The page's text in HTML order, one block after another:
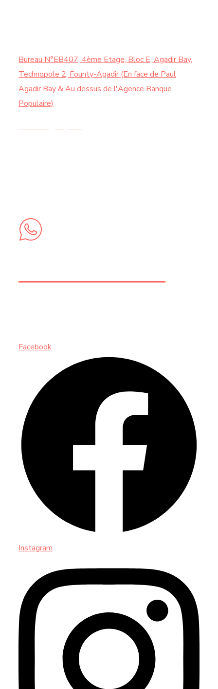
Bureau N°EB407, 4ème Etage, Bloc E, Agadir Bay,
Technopole 2, Founty-Agadir (En face de Paul
Agadir Bay & Au dessus de l'Agence Banque
Populaire)
+212 6 74 58 73 62
Facebook
Instagram